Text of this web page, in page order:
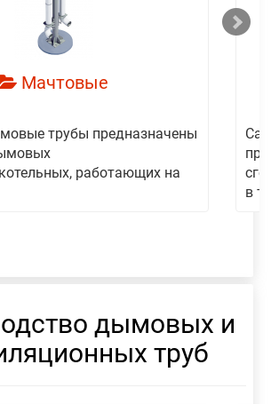
Мачтовые
трубы предназначены
работающих на
в
дымовых и
труб